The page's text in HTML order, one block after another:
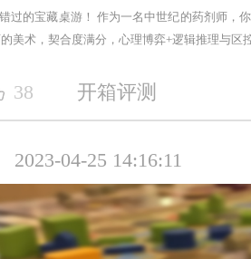
过的宝藏桌游！ 作为一名中世纪的药剂师，
美术，契合度满分，心理博弈+逻辑推理与区
38 开箱评测
2023-04-25 14:16:11